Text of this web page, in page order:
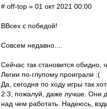
# off-top » 01 окт 2021 00:00
ВВсех с победой!
Совсем недавно....
Сейчас так становится обидно,
Легии по-глупому проиграли :(
Да, сегодня по ходу игры так
2:3, пожалуй, даже лучше. Они
над чем работать. Надеюсь,